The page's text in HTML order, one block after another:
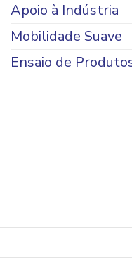
Apoio à Indústria
Mobilidade Suave
Ensaio de